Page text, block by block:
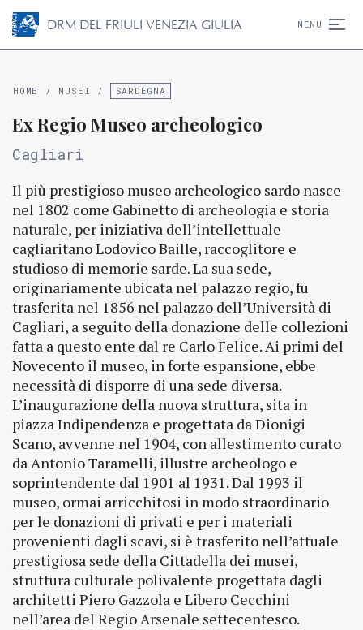
DRM DEL FRIULI VENEZIA GIULIA MENU
HOME / MUSEI / SARDEGNA
Ex Regio Museo archeologico
Cagliari
Il più prestigioso museo archeologico sardo nasce
nel 1802 come Gabinetto di archeologia e storia
naturale, per iniziativa dell’intellettuale
cagliaritano Lodovico Baille, raccoglitore e
studioso di memorie sarde. La sua sede,
originariamente ubicata nel palazzo regio, fu
trasferita nel 1856 nel palazzo dell’Università di
Cagliari, a seguito della donazione delle collezioni
fatta a questo ente dal re Carlo Felice. Ai primi del
Novecento il museo, in forte espansione, ebbe
necessità di disporre di una sede diversa.
L’inaugurazione della nuova struttura, sita in
piazza Indipendenza e progettata da Dionigi
Scano, avvenne nel 1904, con allestimento curato
da Antonio Taramelli, illustre archeologo e
soprintendente dal 1901 al 1931. Dal 1993 il
museo, ormai arricchitosi in modo straordinario
per le donazioni di privati e per i materiali
provenienti dagli scavi, si è trasferito nell’attuale
prestigiosa sede della Cittadella dei musei,
struttura culturale polivalente progettata dagli
architetti Piero Gazzola e Libero Cecchini
nell’area del Regio Arsenale settecentesco.